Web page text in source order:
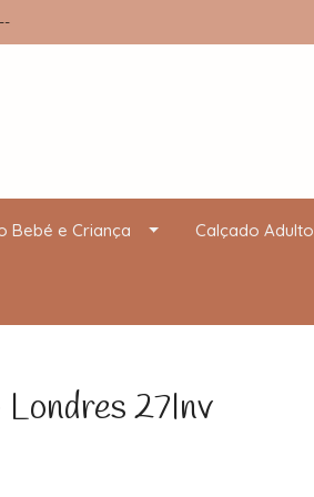
Bebé e Criança Calçado Adulto
27Inv